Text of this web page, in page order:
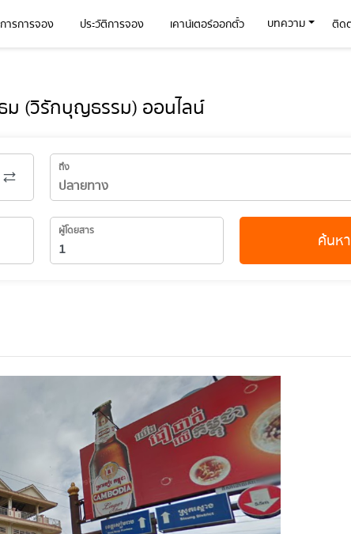
ารการจอง ประวัติการจอง เคาน์เตอร์ออกตั๋ว บทความ ติด
ม (วิรักบุญธรรม) ออนไลน์
ถึง
ผู้โดยสาร ค้นหา